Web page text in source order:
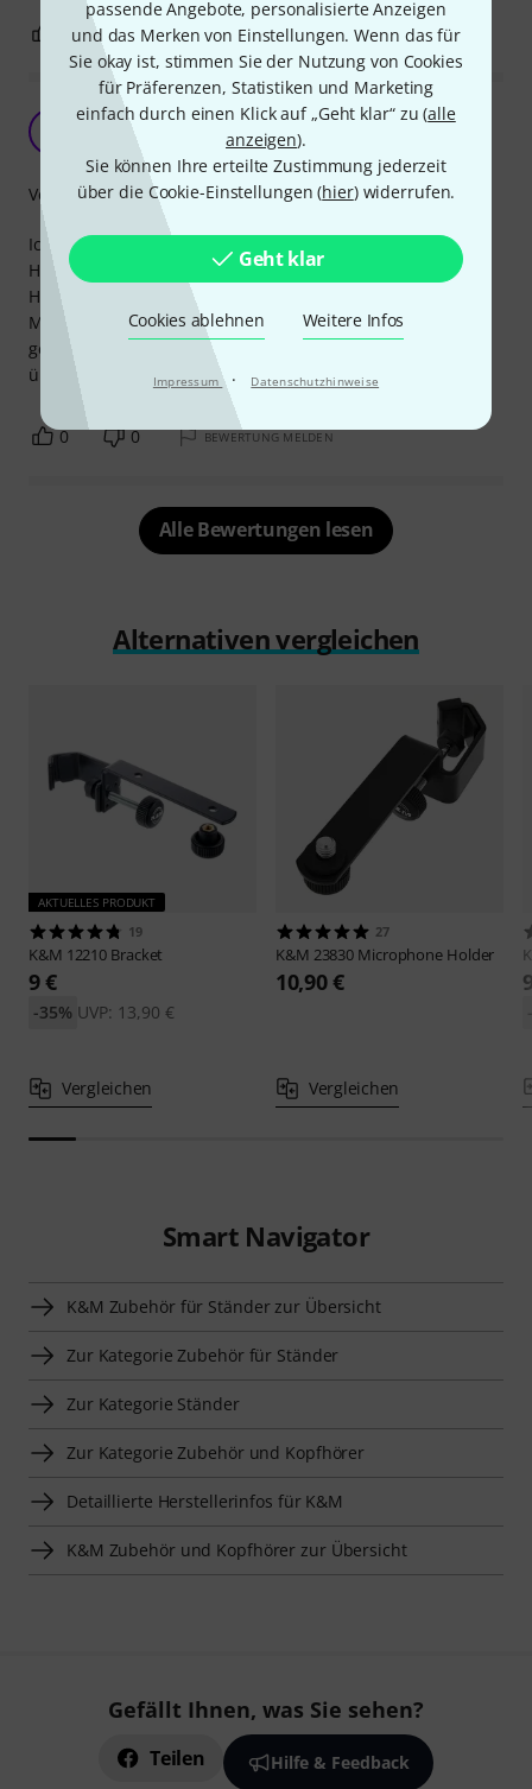
passende Angebote, personalisierte Anzeigen
und das Merken von Einstellungen. Wenn das für
Sie okay ist, stimmen Sie der Nutzung von Cookies
für Präferenzen, Statistiken und Marketing
einfach durch einen Klick auf „Geht klar“ zu (alle
anzeigen).
Sie können Ihre erteilte Zustimmung jederzeit
über die Cookie-Einstellungen (hier) widerrufen.
Geht klar
Cookies ablehnen Weitere Infos
Impressum · Datenschutzhinweise
0 BEWERTUNG MELDEN
Gesucht und gefunden
Trommel-Wolle 04.04.2025
Ich mach's kurz! Ja ich weiß, es gibt fertige Hany-
Halterungen. Ich habe mir aus dieser Halterung eine
Handyhalterung für meine Hihat Maschine gebaut. Grund:
Metronom. Die Klemme funktioniert und hält super,
genauso wie ich das haben wollte. Hat meine Erwartungen
übertroffen. Klare Kaufempfehlung.
Verarbeitung
0 0 BEWERTUNG MELDEN
Alle Bewertungen lesen
Alternativen vergleichen
AKTUELLES PRODUKT
19
K&M 12210 Bracket
9 €
UVP: 13,90 €
-35%
Vergleichen
27
K&M 23830 Microphone Holder
10,90 €
Vergleichen
Smart Navigator
K&M Zubehör für Ständer zur Übersicht
Zur Kategorie Zubehör für Ständer
Zur Kategorie Ständer
Zur Kategorie Zubehör und Kopfhörer
Detaillierte Herstellerinfos für K&M
K&M Zubehör und Kopfhörer zur Übersicht
Gefällt Ihnen, was Sie sehen?
Teilen Hilfe & Feedback